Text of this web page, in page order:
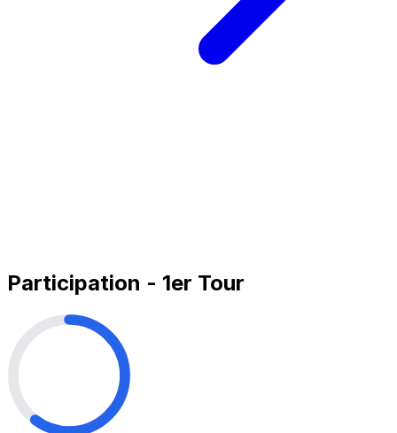
Participation - 1er Tour